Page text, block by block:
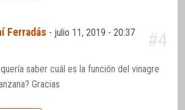
Ferradás - julio 11, 2019 - 20:37 #4
saber cuál es la función del vinagre
Gracias